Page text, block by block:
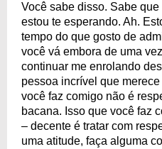
Você sabe disso. Sabe
estou te esperando. Ah.
tempo do que gosto de
você vá embora de uma
continuar me enrolando
pessoa incrível que
você faz comigo não é
bacana. Isso que você faz
– decente é tratar com
uma atitude, faça alguma